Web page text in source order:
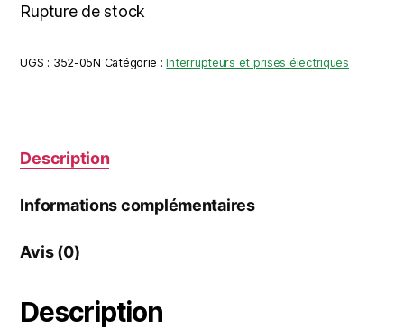
37,00 €.24,90 €.
Rupture de stock
UGS : 352-05N Catégorie :Interrupteurs et prises électriques
Description
Informations complémentaires
Avis (0)
Description